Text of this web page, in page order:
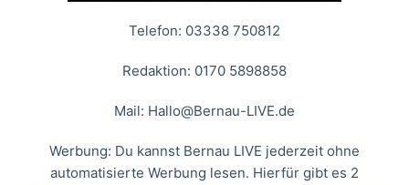
Telefon: 03338 750812
Redaktion: 0170 5898858
Mail: Hallo@Bernau-LIVE.de
Werbung: Du kannst Bernau LIVE jederzeit ohne
automatisierte Werbung lesen. Hierfür gibt es 2